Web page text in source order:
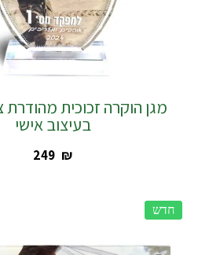
מגן הוקרה זכוכית מהודרת
בעיצוב אישי
‎249 ₪
חדש
חדש